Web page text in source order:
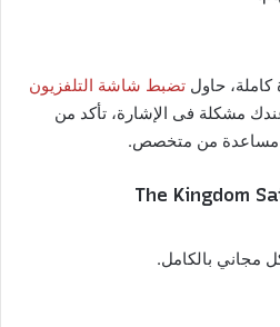
حاول تضبط شاشة التلفزيون
مشكلة فى الإشارة، تأكد من
مساعدة من متخصص.
مجاني بالكامل.